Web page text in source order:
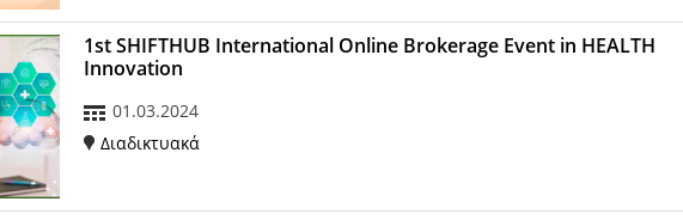
1st SHIFTHUB International Online Brokerage Event in HEALTH
Innovation
01.03.2024
Διαδικτυακά